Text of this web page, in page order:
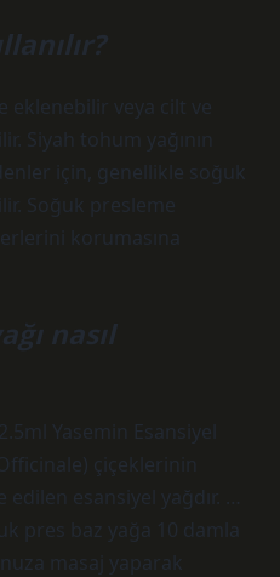
eklenebilir veya cilt ve
Siyah tohum yağının
için, genellikle soğuk
Soğuk presleme
korumasına
nasıl
Yasemin Esansiyel
çiçeklerinin
edilen esansiyel yağdır. …
pres baz yağa 10 damla
masaj yaparak